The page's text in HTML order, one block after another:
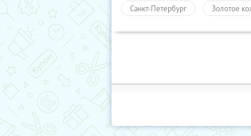
Санкт-Петербург Золотое